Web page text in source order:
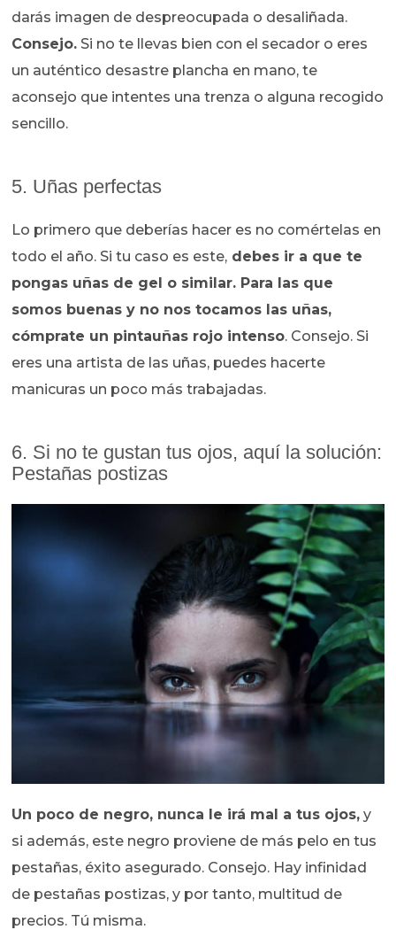
darás imagen de despreocupada o desaliñada.
Consejo. Si no te llevas bien con el secador o eres
un auténtico desastre plancha en mano, te
aconsejo que intentes una trenza o alguna recogido
sencillo.
5. Uñas perfectas
Lo primero que deberías hacer es no comértelas en
todo el año. Si tu caso es este, debes ir a que te
pongas uñas de gel o similar. Para las que
somos buenas y no nos tocamos las uñas,
cómprate un pintauñas rojo intenso. Consejo. Si
eres una artista de las uñas, puedes hacerte
manicuras un poco más trabajadas.
6. Si no te gustan tus ojos, aquí la solución:
Pestañas postizas
Un poco de negro, nunca le irá mal a tus ojos, y
si además, este negro proviene de más pelo en tus
pestañas, éxito asegurado. Consejo. Hay infinidad
de pestañas postizas, y por tanto, multitud de
precios. Tú misma.